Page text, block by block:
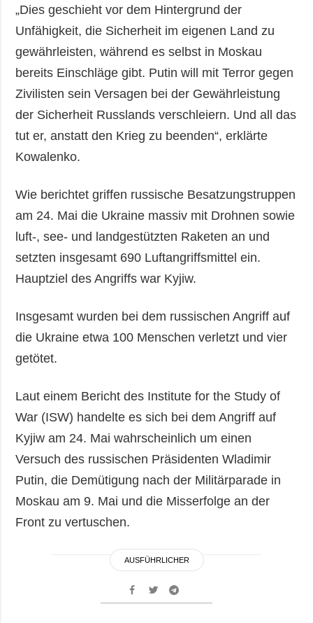
„Dies geschieht vor dem Hintergrund der
Unfähigkeit, die Sicherheit im eigenen Land zu
gewährleisten, während es selbst in Moskau
bereits Einschläge gibt. Putin will mit Terror gegen
Zivilisten sein Versagen bei der Gewährleistung
der Sicherheit Russlands verschleiern. Und all das
tut er, anstatt den Krieg zu beenden“, erklärte
Kowalenko.
Wie berichtet griffen russische Besatzungstruppen
am 24. Mai die Ukraine massiv mit Drohnen sowie
luft-, see- und landgestützten Raketen an und
setzten insgesamt 690 Luftangriffsmittel ein.
Hauptziel des Angriffs war Kyjiw.
Insgesamt wurden bei dem russischen Angriff auf
die Ukraine etwa 100 Menschen verletzt und vier
getötet.
Laut einem Bericht des Institute for the Study of
War (ISW) handelte es sich bei dem Angriff auf
Kyjiw am 24. Mai wahrscheinlich um einen
Versuch des russischen Präsidenten Wladimir
Putin, die Demütigung nach der Militärparade in
Moskau am 9. Mai und die Misserfolge an der
Front zu vertuschen.
AUSFÜHRLICHER